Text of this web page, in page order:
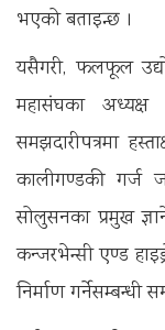
भएको बताइन्छ ।
यसैगरी, फलफूल
महासंघका अध्यक्ष
समझदारीपत्रमा
कालीगण्डकी गर्ज
सोलुसनका प्रमुख
कन्जरभेन्सी एण्ड
निर्माण गर्नेसम्बन्धी